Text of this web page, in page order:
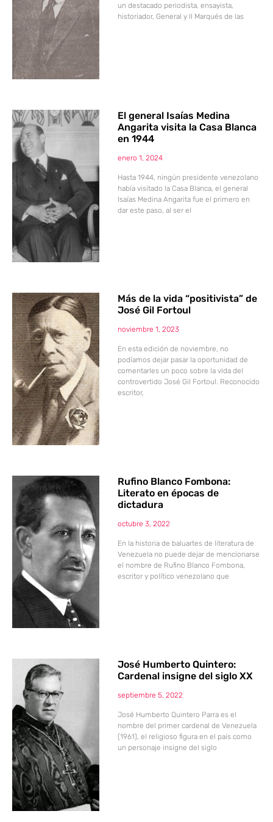
un destacado periodista, ensayista,
historiador, General y II Marqués de las
El general Isaías Medina
Angarita visita la Casa Blanca
en 1944
enero 1, 2024
Hasta 1944, ningún presidente venezolano
había visitado la Casa Blanca, el general
Isaías Medina Angarita fue el primero en
dar este paso, al ser el
Más de la vida “positivista” de
José Gil Fortoul
noviembre 1, 2023
En esta edición de noviembre, no
podíamos dejar pasar la oportunidad de
comentarles un poco sobre la vida del
controvertido José Gil Fortoul. Reconocido
escritor,
Rufino Blanco Fombona:
Literato en épocas de
dictadura
octubre 3, 2022
En la historia de baluartes de literatura de
Venezuela no puede dejar de mencionarse
el nombre de Rufino Blanco Fombona,
escritor y político venezolano que
José Humberto Quintero:
Cardenal insigne del siglo XX
septiembre 5, 2022
José Humberto Quintero Parra es el
nombre del primer cardenal de Venezuela
(1961), el religioso figura en el país como
un personaje insigne del siglo